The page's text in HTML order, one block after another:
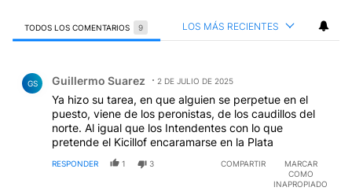
TODOS LOS COMENTARIOS 9 LOS MÁS RECIENTES
GS Guillermo Suarez 2 DE JULIO DE 2025
Ya hizo su tarea, en que alguien se perpetue en el
puesto, viene de los peronistas, de los caudillos del
norte. Al igual que los Intendentes con lo que
pretende el Kicillof encaramarse en la Plata
RESPONDER 1 3 COMPARTIR
MARCAR
COMO
INAPROPIADO